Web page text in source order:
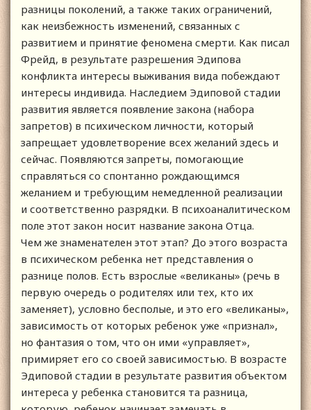
разницы поколений, а также таких ограничений,
как неизбежность изменений, связанных с
развитием и принятие феномена смерти. Как писал
Фрейд, в результате разрешения Эдипова
конфликта интересы выживания вида побеждают
интересы индивида. Наследием Эдиповой стадии
развития является появление закона (набора
запретов) в психическом личности, который
запрещает удовлетворение всех желаний здесь и
сейчас. Появляются запреты, помогающие
справляться со спонтанно рождающимся
желанием и требующим немедленной реализации
и соответственно разрядки. В психоаналитическом
поле этот закон носит название закона Отца.
Чем же знаменателен этот этап? До этого возраста
в психическом ребенка нет представления о
разнице полов. Есть взрослые «великаны» (речь в
первую очередь о родителях или тех, кто их
заменяет), условно бесполые, и это его «великаны»,
зависимость от которых ребенок уже «признал»,
но фантазия о том, что он ими «управляет»,
примиряет его со своей зависимостью. В возрасте
Эдиповой стадии в результате развития объектом
интереса у ребенка становится та разница,